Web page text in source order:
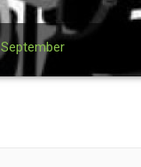
September